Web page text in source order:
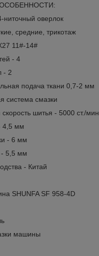
ниточный оверлок
средние, трикотаж
11#-14#
- 4
- 2
подача ткани 0,7-2 мм
система смазки
шитья - 5000 ст./мин.
4,5 мм
- 6 мм
5,5 мм
- Китай
SHUNFA SF 958-4D
машины